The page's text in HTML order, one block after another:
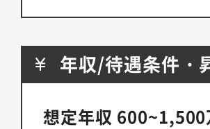
年収/待遇条件・
想定年収 600~1,500